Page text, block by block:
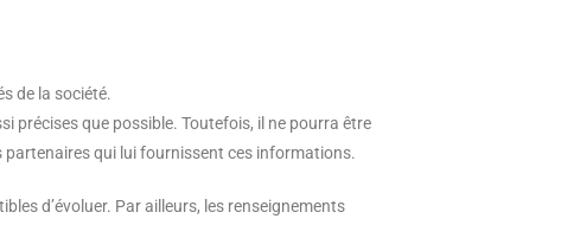
de la société.
précises que possible. Toutefois, il ne pourra être
partenaires qui lui fournissent ces informations.
d’évoluer. Par ailleurs, les renseignements